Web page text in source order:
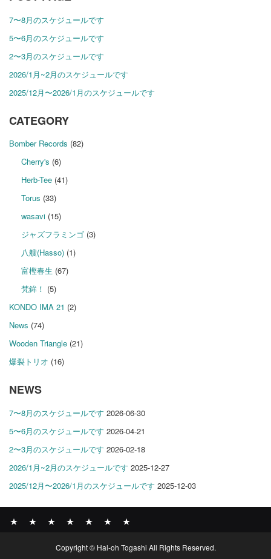
7〜8月のスケジュールです
5〜6月のスケジュールです
2〜3月のスケジュールです
2026/1月~2月のスケジュールです
2025/12月〜2026/1月のスケジュールです
CATEGORY
Bomber Records (82)
Cherry's (6)
Herb-Tee(41)
Torus (33)
wasavi(15)
ジャズフラミンゴ(3)
八艘(Hasso)(1)
富樫春生 (67)
梵鉾！ (5)
KONDO IMA 21 (2)
News (74)
Wooden Triangle (21)
爆裂トリオ (16)
NEWS
7〜8月のスケジュールです 2026-06-30
5〜6月のスケジュールです 2026-04-21
2〜3月のスケジュールです 2026-02-18
2026/1月~2月のスケジュールです 2025-12-27
2025/12月〜2026/1月のスケジュールです 2025-12-03
RECORDS
PROFILE
Copyright © Hal-oh Togashi All Rights Reserved.